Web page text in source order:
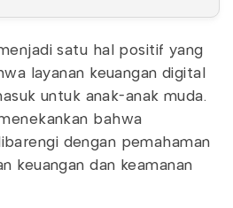
satu hal positif yang
layanan keuangan digital
untuk anak-anak muda.
bahwa
dengan pemahaman
keuangan dan keamanan